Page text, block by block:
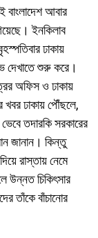
বাংলাদেশ আবার
ইনকিলাব
ঢাকায়
দেখাতে শুরু করে।
অফিস ও ঢাকায়
ঢাকায় পৌঁছলে,
তদারকি সরকারের
জানান। কিন্তু
রাস্তায় নেমে
উন্নত চিকিৎসার
তাঁকে বাঁচানোর